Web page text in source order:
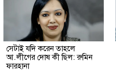
সেটাই যদি করেন তাহলে
আ.লীগের দোষ কী ছিল: রুমিন
ফারহানা